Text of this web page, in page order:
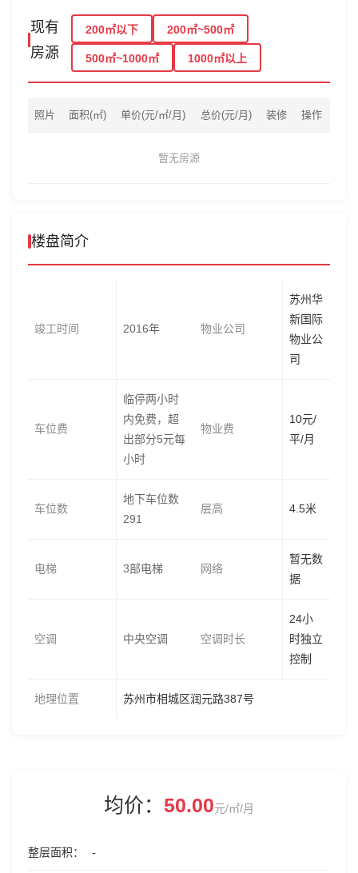
现有
房源
200㎡以下 200㎡~500㎡
500㎡~1000㎡ 1000㎡以上
照片 面积(㎡) 单价(元/㎡/月) 总价(元/月) 装修 操作
暂无房源
楼盘简介
竣工时间 2016年 物业公司
苏州华
新国际
物业公
司
车位费
临停两小时
内免费，超
出部分5元每
小时
物业费
10元/
平/月
车位数
地下车位数
291
层高 4.5米
电梯 3部电梯 网络
暂无数
据
空调 中央空调 空调时长
24小
时独立
控制
地理位置 苏州市相城区润元路387号
均价： 50.00元/㎡/月
整层面积 -